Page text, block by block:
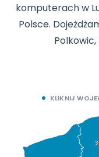
komputerach w
Polsce.
Polkowic,
KLIKNIJ